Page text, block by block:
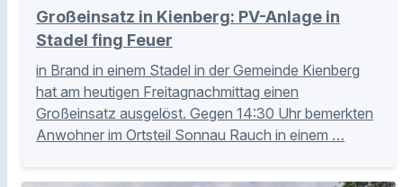
Großeinsatz in Kienberg: PV-Anlage in
Stadel fing Feuer
in Brand in einem Stadel in der Gemeinde Kienberg
hat am heutigen Freitagnachmittag einen
Großeinsatz ausgelöst. Gegen 14:30 Uhr bemerkten
Anwohner im Ortsteil Sonnau Rauch in einem …